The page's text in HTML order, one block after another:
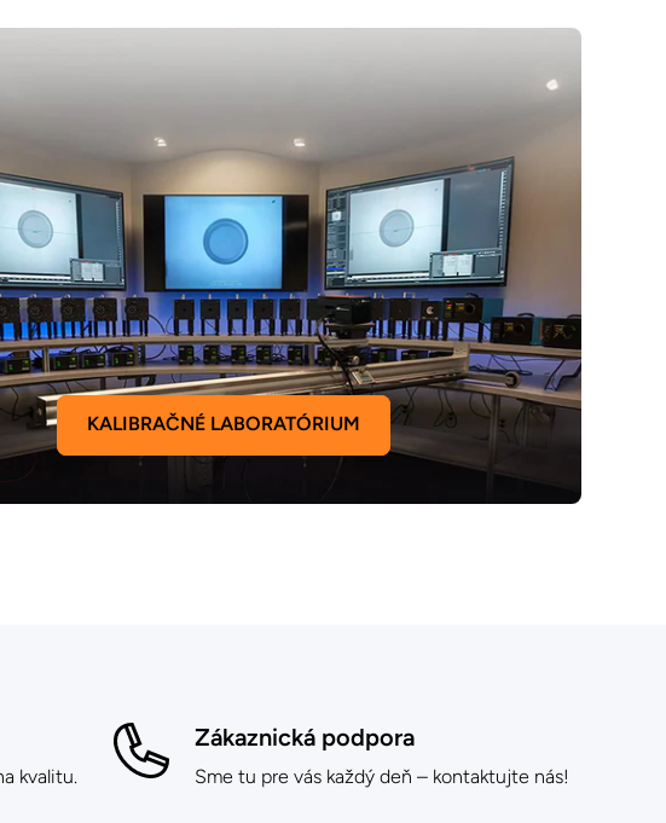
KALIBRAČNÉ LABORATÓRIUM
kvalitu.
Zákaznická podpora
Sme tu pre vás každý deň – kontaktujte nás!